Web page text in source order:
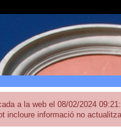
a la web el 08/02/2024
incloure informació no